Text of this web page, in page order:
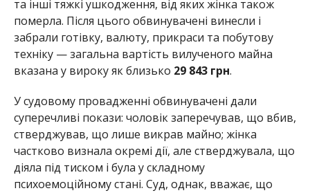
та інші тяжкі ушкодження, від яких жінка також
померла. Після цього обвинувачені винесли і
забрали готівку, валюту, прикраси та побутову
техніку — загальна вартість вилученого майна
вказана у вироку як близько 29 843 грн.
У судовому провадженні обвинувачені дали
суперечливі покази: чоловік заперечував, що вбив,
стверджував, що лише викрав майно; жінка
частково визнала окремі дії, але стверджувала, що
діяла під тиском і була у складному
психоемоційному стані. Суд, однак, вважає, що